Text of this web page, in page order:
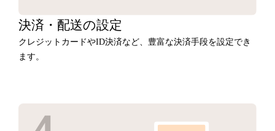
決済・ 配送の設定
クレジットカードやID決済など、豊富な決済手段を設定でき
ます。